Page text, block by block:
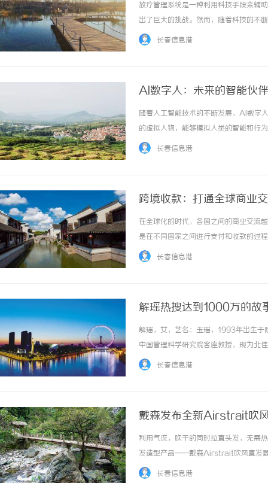
放疗管理系统是一种利用科技手段来辅
出了巨大的挑战。然而，随着科技的不
疗管理系统的功能和优势。放疗管理系
长春信息港
AI数字人：未来的智能伙伴
随着人工智能技术的不断发展，AI数字
的虚拟人物，能够模拟人类的智能和行
工作中的有益伙伴。AI数字人的应用范
长春信息港
跨境收款：打通全球商业
在全球化的时代，各国之间的商业交流
是在不同国家之间进行支付和收款的过
下几个重要的功能和优势：首先，跨境
长春信息港
解瑶热搜达到1000万的故
解瑶，女，艺名：玉瑶，1993年出生于
中国管理科学研究院客座教授，现为北
训与督导，包括北大临床心理中心医学
长春信息港
戴森发布全新Airstrait吹
利用气流，吹干的同时拉直头发，无需
发造型产品——戴森Airstrait吹风直发
新行业，以全新的直发造型方式，真
长春信息港